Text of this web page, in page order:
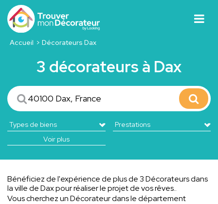
Accueil Décorateurs Dax
3 décorateurs à Dax
Voir plus
Bénéficiez de l'expérience de plus de 3 Décorateurs dans
la ville de Dax pour réaliser le projet de vos rêves..
Vous cherchez un Décorateur dans le département